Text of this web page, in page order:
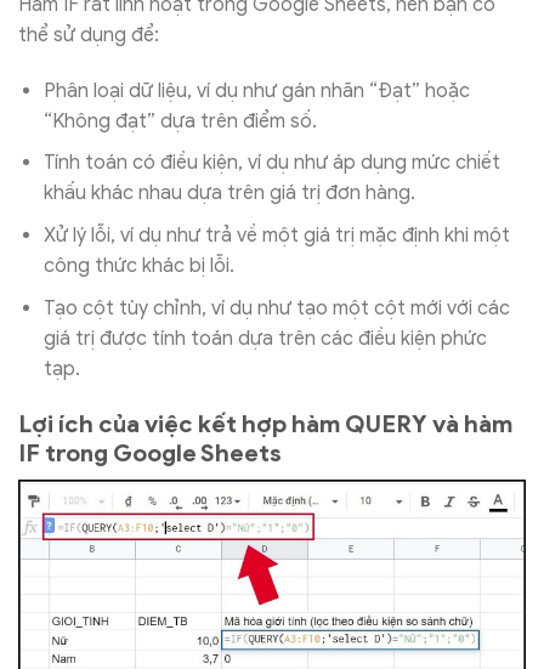
Hàm IF rất linh hoạt trong Google Sheets, nên bạn có
thể sử dụng để:
Phân loại dữ liệu, ví dụ như gán nhãn “Đạt” hoặc
“Không đạt” dựa trên điểm số.
Tính toán có điều kiện, ví dụ như áp dụng mức chiết
khấu khác nhau dựa trên giá trị đơn hàng.
Xử lý lỗi, ví dụ như trả về một giá trị mặc định khi một
công thức khác bị lỗi.
Tạo cột tùy chỉnh, ví dụ như tạo một cột mới với các
giá trị được tính toán dựa trên các điều kiện phức
tạp.
Lợi ích của việc kết hợp hàm QUERY và hàm
IF trong Google Sheets